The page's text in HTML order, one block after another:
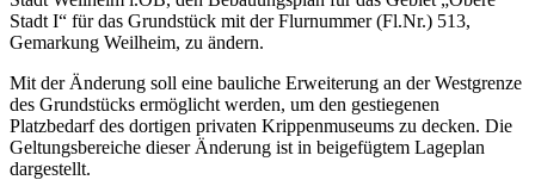
Stadt I“ für das Grundstück mit der Flurnummer (Fl.Nr.) 513,
Gemarkung Weilheim, zu ändern.
Mit der Änderung soll eine bauliche Erweiterung an der Westgrenze
des Grundstücks ermöglicht werden, um den gestiegenen
Platzbedarf des dortigen privaten Krippenmuseums zu decken. Die
Geltungsbereiche dieser Änderung ist in beigefügtem Lageplan
dargestellt.